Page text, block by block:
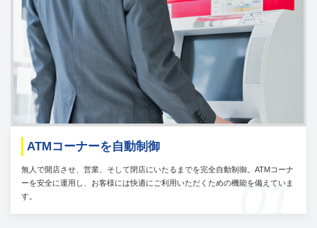
01
ATMコーナーを自動制御
無人で開店させ、営業、そして閉店にいたるまでを完全自動制御。ATMコーナ
ーを安全に運用し、お客様には快適にご利用いただくための機能を備えていま
す。